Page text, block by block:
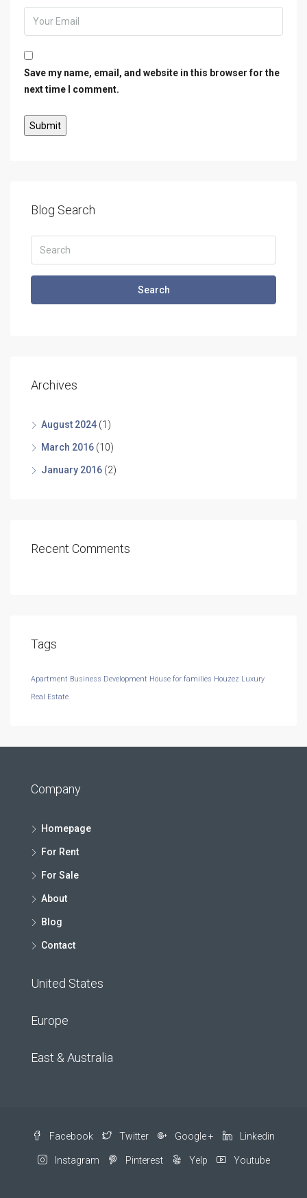
Save my name, email, and website in this browser for the
next time I comment.
Blog Search
Search
Archives
August 2024 (1)
March 2016 (10)
January 2016 (2)
Recent Comments
Tags
Apartment Business Development House for families Houzez Luxury
Real Estate
Company
Homepage
For Rent
For Sale
About
Blog
Contact
United States
Europe
East & Australia
Facebook Twitter Google + Linkedin
Instagram Pinterest Yelp Youtube